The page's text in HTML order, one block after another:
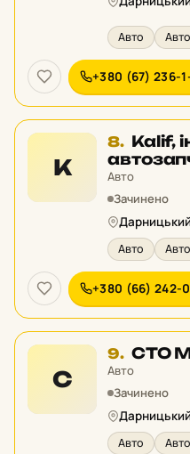
Авто
+380 (67) 236-1-
K
8. Місце
8
у
Kalif,
Авто
Зачинено
Дарницький
Авто
+380 (66) 242-0-
С
9. Місце
9
у
СТО
Авто
Зачинено
Дарницький
Авто